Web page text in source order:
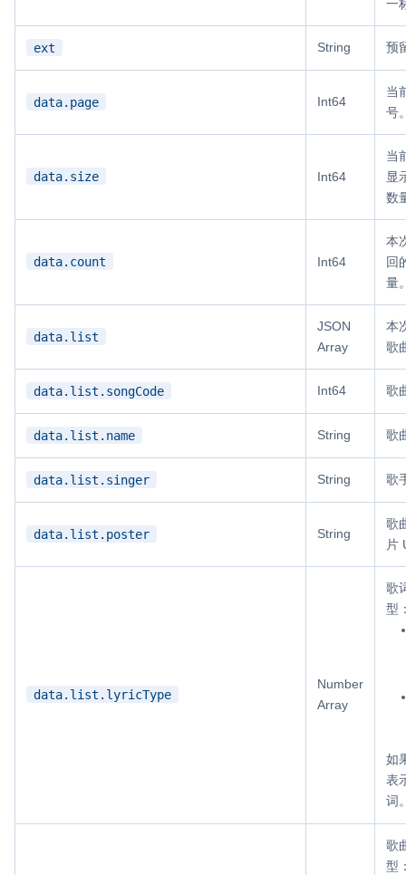
一
ext String 预
data.page Int64
当
号
data.size Int64
当
显
数
data.count Int64
本
回
量
data.list
JSON
Array
本
歌
data.list.songCode Int64 歌
data.list.name String 歌
data.list.singer String 歌
data.list.poster String
歌
片
data.list.lyricType
Number
Array
歌
型
如
表
词
歌
型